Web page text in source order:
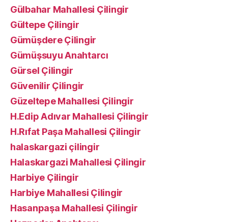
Gülbahar Mahallesi Çilingir
Gültepe Çilingir
Gümüşdere Çilingir
Gümüşsuyu Anahtarcı
Gürsel Çilingir
Güvenilir Çilingir
Güzeltepe Mahallesi Çilingir
H.Edip Adıvar Mahallesi Çilingir
H.Rıfat Paşa Mahallesi Çilingir
halaskargazi çilingir
Halaskargazi Mahallesi Çilingir
Harbiye Çilingir
Harbiye Mahallesi Çilingir
Hasanpaşa Mahallesi Çilingir